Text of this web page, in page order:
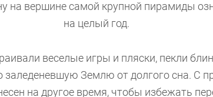
на вершине самой крупной пирамиды
на целый год.
веселые игры и пляски, пекли
Землю от долгого сна. С
на другое время, чтобы избежать